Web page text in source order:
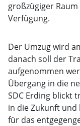
großzügiger
Verfügung.
Der Umzug wird
danach soll der
aufgenommen
Übergang in die
SDC Erding blickt
in die Zukunft
für das